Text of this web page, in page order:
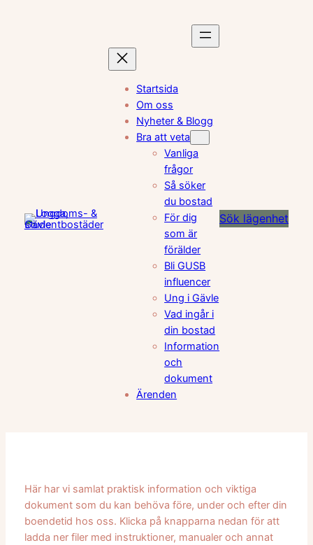
Startsida
Om oss
Nyheter & Blogg
Bra att veta
Vanliga
frågor
Så söker
du bostad
För dig
som är
förälder
Bli GUSB
influencer
Ung i Gävle
Vad ingår i
din bostad
Information
och
dokument
Ärenden
Sök lägenhet
Här har vi samlat praktisk information och viktiga
dokument som du kan behöva före, under och efter din
boendetid hos oss. Klicka på knapparna nedan för att
ladda ner filer med instruktioner, manualer och annat